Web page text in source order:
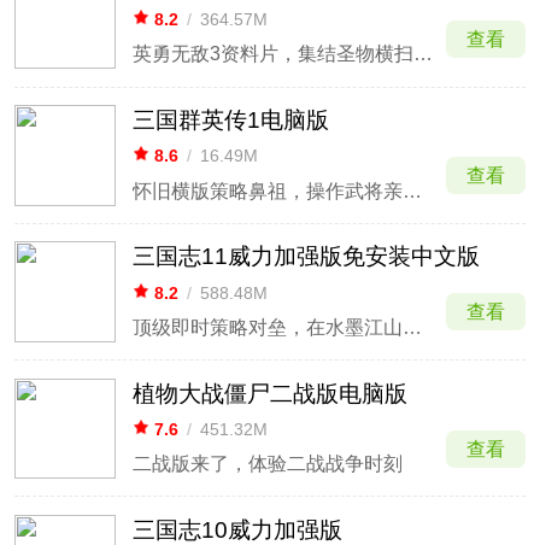
8.2 / 364.57M
英勇无敌3资料片，集结圣物横扫埃拉西亚。
查看
三国群英传1电脑版
8.6 / 16.49M
怀旧横版策略鼻祖，操作武将亲率士兵开启统一路。
查看
三国志11威力加强版免安装中文版
8.2 / 588.48M
顶级即时策略对垒，在水墨江山体验连横。
查看
植物大战僵尸二战版电脑版
7.6 / 451.32M
二战版来了，体验二战战争时刻
查看
三国志10威力加强版